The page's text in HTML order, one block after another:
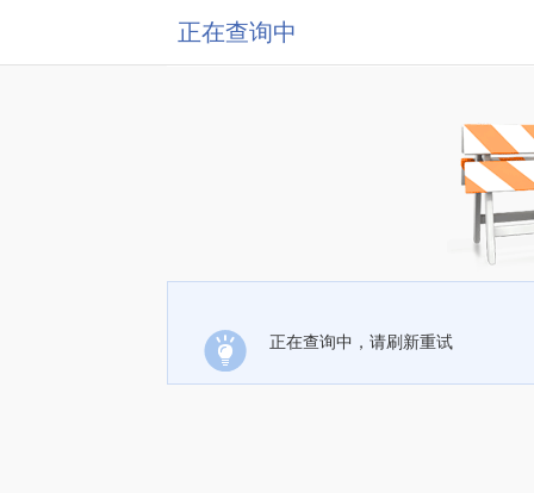
正在查询中
正在查询中，请刷新重试